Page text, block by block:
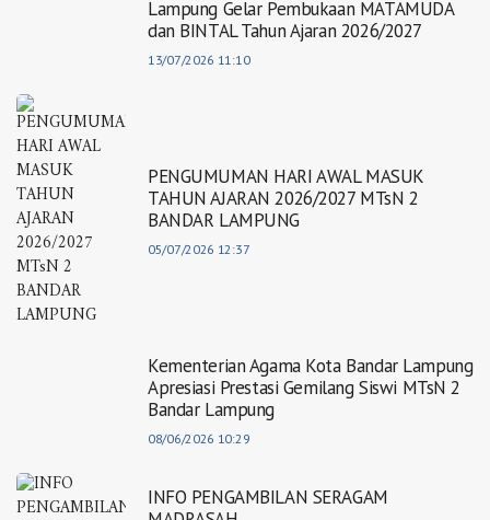
Lampung Gelar Pembukaan MATAMUDA
dan BINTAL Tahun Ajaran 2026/2027
13/07/2026 11:10
PENGUMUMAN HARI AWAL MASUK
TAHUN AJARAN 2026/2027 MTsN 2
BANDAR LAMPUNG
05/07/2026 12:37
Kementerian Agama Kota Bandar Lampung
Apresiasi Prestasi Gemilang Siswi MTsN 2
Bandar Lampung
08/06/2026 10:29
INFO PENGAMBILAN SERAGAM